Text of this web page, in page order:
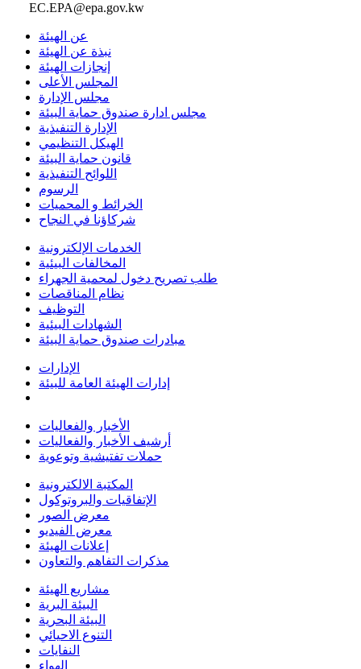
EC.EPA@epa.gov.kw
عن الهيئة
نبذة عن الهيئة
إنجازات الهيئة
المجلس الأعلى
مجلس الإدارة
مجلس ادارة صندوق حماية البيئة
الإدارة التنفيذية
الهيكل التنظيمي
قانون حماية البيئة
اللوائح التنفيذية
الرسوم
الخرائط و المحميات
شركاؤنا في النجاح
الخدمات الإلكترونية
المخالفات البيئية
طلب تصريح دخول لمحمية الجهراء
نظام المناقصات
التوظيف
الشهادات البيئية
مبادرات صندوق حماية البيئة
الإدارات
إدارات الهيئة العامة للبيئة
الأخبار والفعاليات
أرشيف الأخبار والفعاليات
حملات تفتيشية وتوعوية
المكتبة الالكترونية
الإتفاقيات والبروتوكول
معرض الصور
معرض الفيديو
إعلانات الهيئة
مذكرات التفاهم والتعاون
مشاريع الهيئة
البيئة البرية
البيئة البحرية
التنوع الاحيائي
النفايات
الهواء